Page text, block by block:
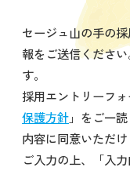
セージュ山の手の
報をご送信くださ
す。
採用エントリーフ
保護方針」をご一読
内容に同意いただ
ご入力の上、「入